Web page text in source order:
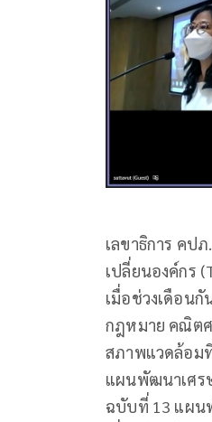
เลขาธิการ คป
เปลี่ยนองค์กร
เมื่อช่วงเดือน
กฎหมาย คณิตศ
สภาพแวดล้อม
แผนพัฒนาเศร
ฉบับที่ 13 แผน